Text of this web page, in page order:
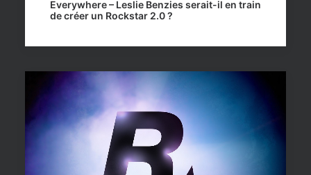
Everywhere – Leslie Benzies serait-il en train
de créer un Rockstar 2.0 ?